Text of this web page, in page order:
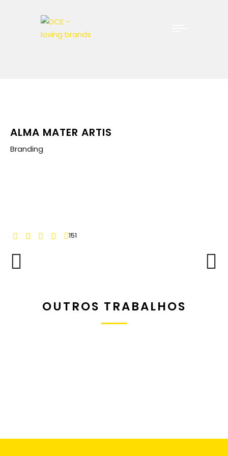
ALMA MATER ARTIS
Branding
151
OUTROS TRABALHOS